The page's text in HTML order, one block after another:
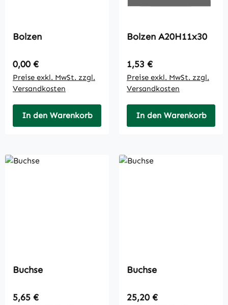
Bolzen
Regulärer Preis:
0,00 €
Preise exkl. MwSt. zzgl.
Versandkosten
In den Warenkorb
Bolzen A20H11x30
Regulärer Preis:
1,53 €
Preise exkl. MwSt. zzgl.
Versandkosten
In den Warenkorb
Buchse
Regulärer Preis:
5,65 €
Buchse
Regulärer Preis:
25,20 €